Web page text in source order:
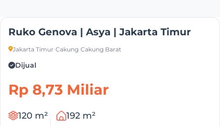
Ruko Genova | Asya | Jakarta Timur
Jakarta Timur›Cakung›Cakung Barat
Dijual
Rp 8,73 Miliar
120 m² 192 m²